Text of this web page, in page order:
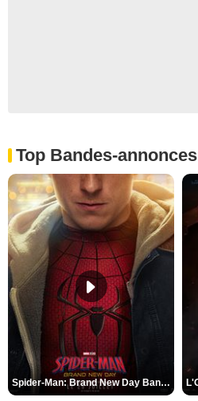
Top Bandes-annonces
Spider-Man: Brand New Day Bande-annonce VO STFR